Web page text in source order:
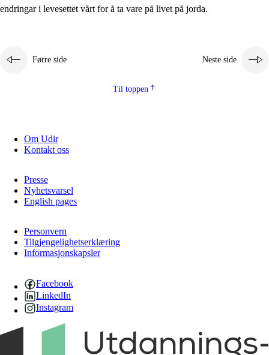
1.5 Respekt for naturen og miljøbevisstheit
endringar i levesettet vårt for å ta vare på livet på jorda.
Førre side Neste side
Til toppen
Om Udir
Kontakt oss
Presse
Nyhetsvarsel
English pages
Personvern
Tilgjengelighetserklæring
Informasjonskapsler
Facebook
LinkedIn
Instagram